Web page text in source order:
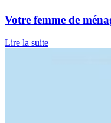
Votre femme de
Lire la suite